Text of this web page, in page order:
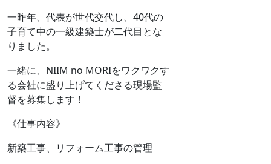
一昨年、代表が世代交代し、40代の
子育て中の一級建築士が二代目とな
りました。
一緒に、NIIM no MORIをワクワクす
る会社に盛り上げてくださる現場監
督を募集します！
《仕事内容》
新築工事、リフォーム工事の管理